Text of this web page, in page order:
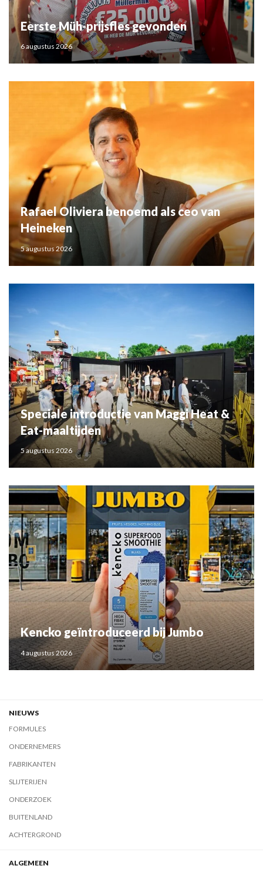
Eerste Müh-prijsfles gevonden
6 augustus 2026
Rafael Oliviera benoemd als ceo van
Heineken
5 augustus 2026
Speciale introductie van Maggi Heat &
Eat-maaltijden
5 augustus 2026
Kencko geïntroduceerd bij Jumbo
4 augustus 2026
NIEUWS
FORMULES
ONDERNEMERS
FABRIKANTEN
SLIJTERIJEN
ONDERZOEK
BUITENLAND
ACHTERGROND
ALGEMEEN